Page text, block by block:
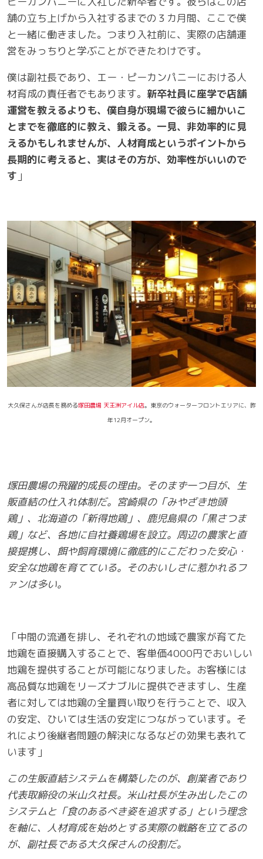
舗の立ち上げから入社するまでの３カ月間、ここで僕
と一緒に働きました。つまり入社前に、実際の店舗運
営をみっちりと学ぶことができたわけです。
僕は副社長であり、エー・ピーカンパニーにおける人
材育成の責任者でもあります。 新卒社員に座学で店舗
運営を教えるよりも、僕自身が現場で彼らに細かいこ
とまでを徹底的に教え、鍛える。一見、非効率的に見
えるかもしれませんが、人材育成というポイントから
長期的に考えると、実はその方が、効率性がいいので
す 」
大久保さんが店長を務める塚田農場 天王洲アイル店。東京のウォーターフロントエリアに、昨
年12月オープン。
塚田農場の飛躍的成長の理由。そのまず一つ目が、生
販直結の仕入れ体制だ。宮崎県の「みやざき地頭
鶏」、北海道の「新得地鶏」、鹿児島県の「黒さつま
鶏」など、各地に自社養鶏場を設立。周辺の農家と直
接提携し、餌や飼育環境に徹底的にこだわった安心・
安全な地鶏を育てている。そのおいしさに惹かれるフ
ァンは多い。
「中間の流通を排し、それぞれの地域で農家が育てた
地鶏を直接購入することで、客単価4000円でおいしい
地鶏を提供することが可能になりました。お客様には
高品質な地鶏をリーズナブルに提供できますし、生産
者に対しては地鶏の全量買い取りを行うことで、収入
の安定、ひいては生活の安定につながっています。そ
れにより後継者問題の解決になるなどの効果も表れて
います」
この生販直結システムを構築したのが、創業者であり
代表取締役の米山久社長。米山社長が生み出したこの
システムと「食のあるべき姿を追求する」という理念
を軸に、人材育成を始めとする実際の戦略を立てるの
が、副社長である大久保さんの役割だ。